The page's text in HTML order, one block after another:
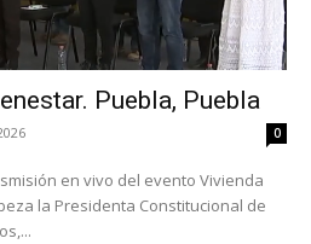
Puebla, Puebla
0
en vivo del evento Vivienda
la Presidenta Constitucional de